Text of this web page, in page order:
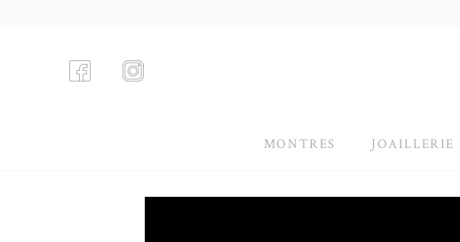
MONTRES JOAILLERIE